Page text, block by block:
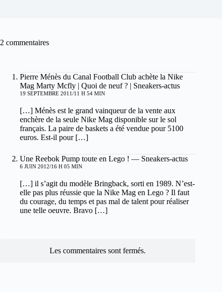
2 commentaires
Pierre Ménès du Canal Football Club achète la Nike
Mag Marty Mcfly | Quoi de neuf ? | Sneakers-actus
19 SEPTEMBRE 2011/11 H 54 MIN
[…] Ménès est le grand vainqueur de la vente aux
enchère de la seule Nike Mag disponible sur le sol
français. La paire de baskets a été vendue pour 5100
euros. Est-il pour […]
Une Reebok Pump toute en Lego ! — Sneakers-actus
6 JUIN 2012/16 H 05 MIN
[…] il s’agit du modèle Bringback, sorti en 1989. N’est-
elle pas plus réussie que la Nike Mag en Lego ? Il faut
du courage, du temps et pas mal de talent pour réaliser
une telle oeuvre. Bravo […]
Les commentaires sont fermés.